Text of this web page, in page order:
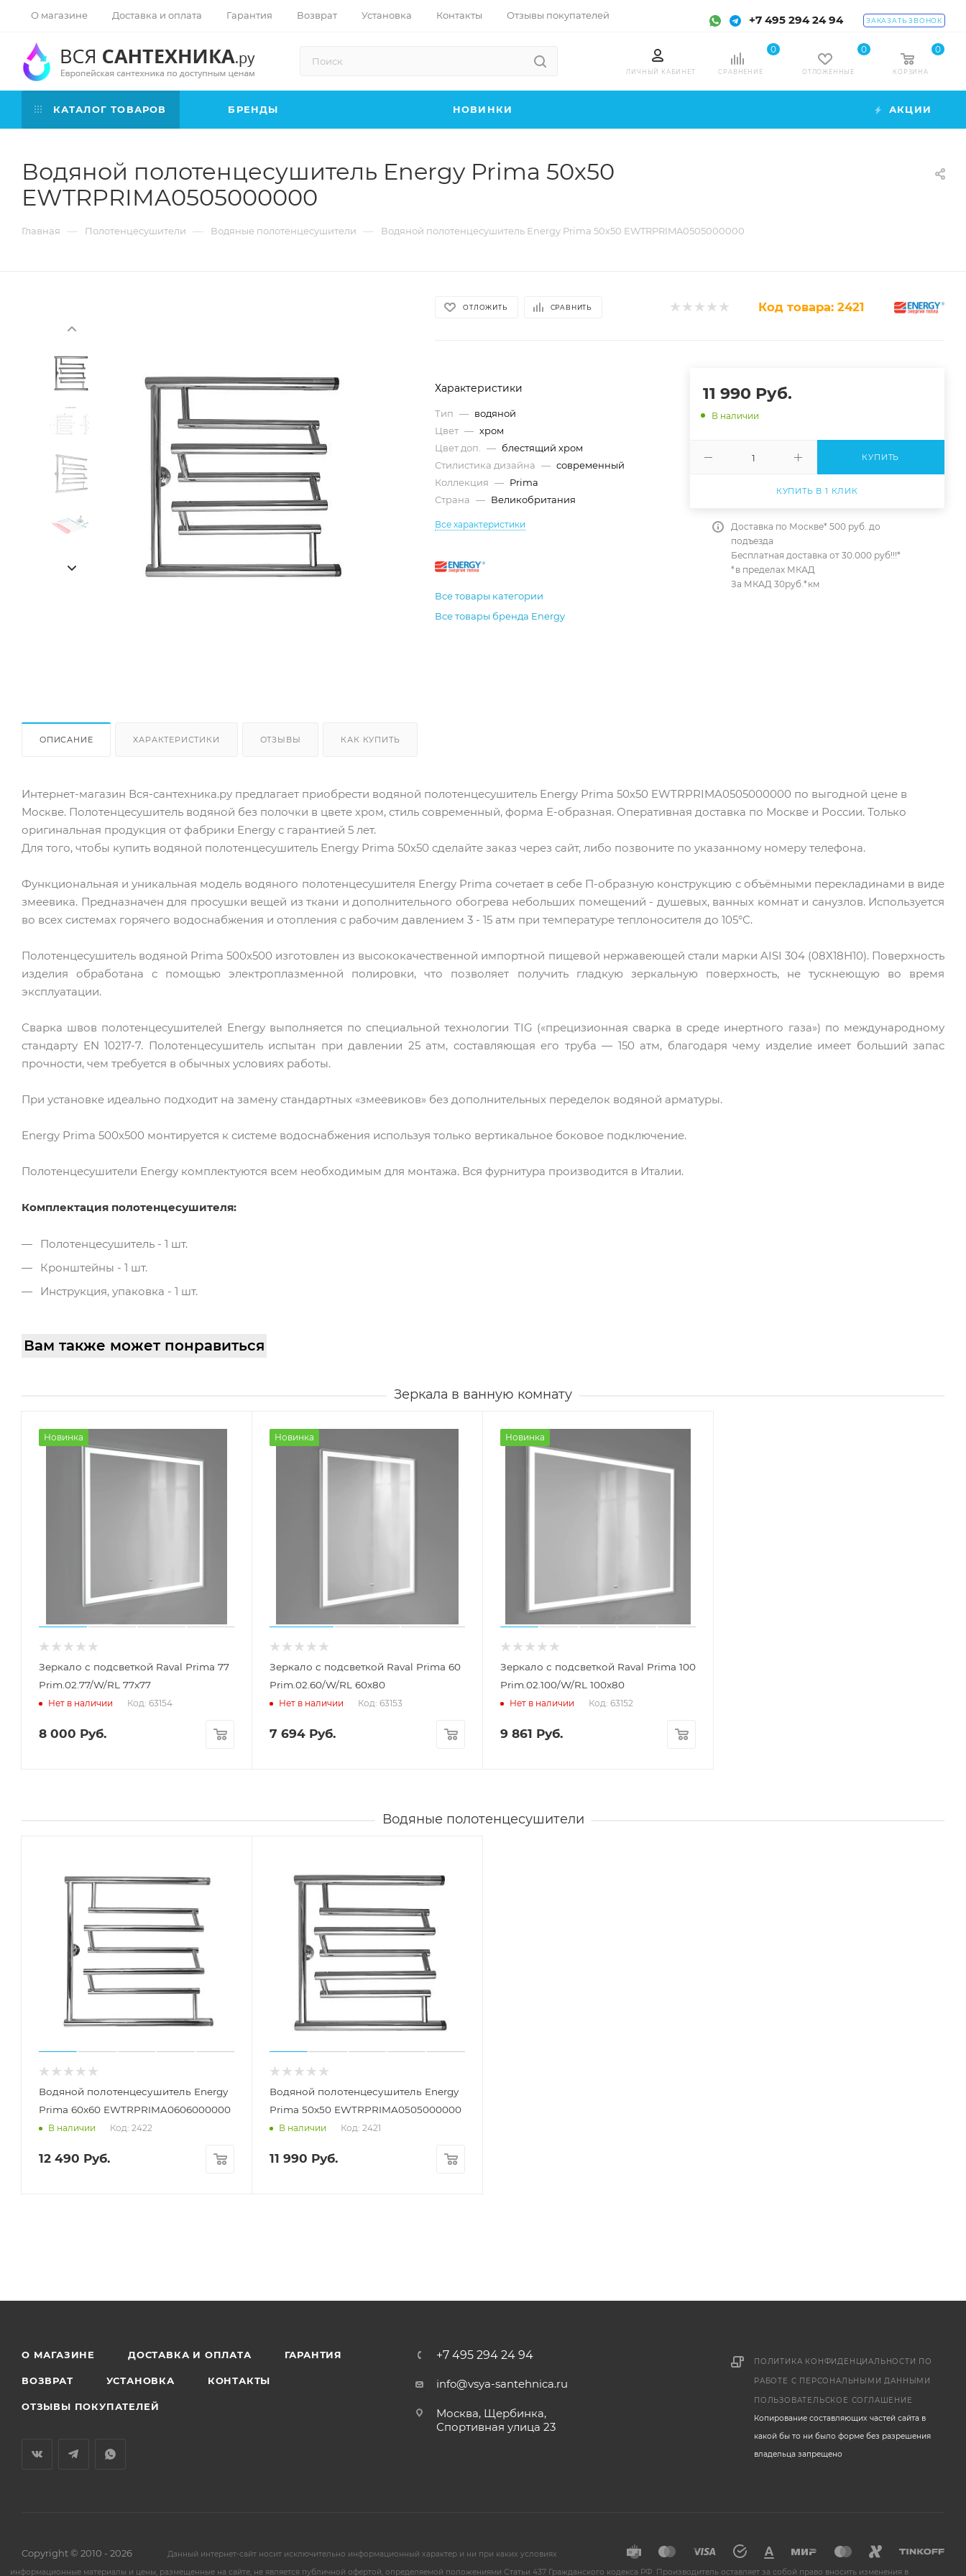
О магазине Доставка и оплата Гарантия Возврат Установка Контакты Отзывы покупателей +7 495 294 24 94 ЗАКАЗАТЬ ЗВОНОК
ЛИЧНЫЙ КАБИНЕТ СРАВНЕНИЕ
0
ОТЛОЖЕННЫЕ
0
КОРЗИНА
0
КАТАЛОГ ТОВАРОВ БРЕНДЫ НОВИНКИ АКЦИИ
Водяной полотенцесушитель Energy Prima 50х50
EWTRPRIMA0505000000
Главная — Полотенцесушители — Водяные полотенцесушители — Водяной полотенцесушитель Energy Prima 50х50 EWTRPRIMA0505000000
ОТЛОЖИТЬ СРАВНИТЬ Код товара: 2421
Характеристики
Тип — водяной
Цвет — хром
Цвет доп.
— блестящий хром
Стилистика дизайна — современный
Коллекция — Prima
Страна — Великобритания
Все характеристики
Все товары категории
Все товары бренда Energy
11 990 Руб.
В наличии
КУПИТЬ
КУПИТЬ В 1 КЛИК
Доставка по Москве* 500 руб. до
подъезда
Бесплатная доставка от 30.000 руб!!!*
*в пределах МКАД
За МКАД 30руб.*км
ОПИСАНИЕ ХАРАКТЕРИСТИКИ ОТЗЫВЫ КАК КУПИТЬ
Интернет-магазин Вся-сантехника.ру предлагает приобрести водяной полотенцесушитель Energy Prima 50х50 EWTRPRIMA0505000000 по выгодной цене в
Москве. Полотенцесушитель водяной без полочки в цвете хром, стиль современный, форма E-образная. Оперативная доставка по Москве и России. Только
оригинальная продукция от фабрики Energy с гарантией 5 лет.
Для того, чтобы купить водяной полотенцесушитель Energy Prima 50х50 cделайте заказ через сайт, либо позвоните по указанному номеру телефона.
Функциональная и уникальная модель водяного полотенцесушителя Energy Prima сочетает в себе П-образную конструкцию с объёмными перекладинами в виде
змеевика. Предназначен для просушки вещей из ткани и дополнительного обогрева небольших помещений - душевых, ванных комнат и санузлов. Используется
во всех системах горячего водоснабжения и отопления с рабочим давлением 3 - 15 атм при температуре теплоносителя до 105°С.
Полотенцесушитель водяной Prima 500х500 изготовлен из высококачественной импортной пищевой нержавеющей стали марки AISI 304 (08Х18Н10). Поверхность
изделия обработана с помощью электроплазменной полировки, что позволяет получить гладкую зеркальную поверхность, не тускнеющую во время
эксплуатации.
Сварка швов полотенцесушителей Energy выполняется по специальной технологии TIG («прецизионная сварка в среде инертного газа») по международному
стандарту EN 10217-7. Полотенцесушитель испытан при давлении 25 атм, составляющая его труба — 150 атм, благодаря чему изделие имеет больший запас
прочности, чем требуется в обычных условиях работы.
При установке идеально подходит на замену стандартных «змеевиков» без дополнительных переделок водяной арматуры.
Energy Prima 500х500 монтируется к системе водоснабжения используя только вертикальное боковое подключение.
Полотенцесушители Energy комплектуются всем необходимым для монтажа. Вся фурнитура производится в Италии.
Комплектация полотенцесушителя:
Полотенцесушитель - 1 шт.
Кронштейны - 1 шт.
Инструкция, упаковка - 1 шт.
Вам также может понравиться
Зеркала в ванную комнату
Новинка
Зеркало с подсветкой Raval Prima 77
Prim.02.77/W/RL 77x77
Нет в наличии Код: 63154
8 000 Руб.
Новинка
Зеркало с подсветкой Raval Prima 60
Prim.02.60/W/RL 60x80
Нет в наличии Код: 63153
7 694 Руб.
Новинка
Зеркало с подсветкой Raval Prima 100
Prim.02.100/W/RL 100x80
Нет в наличии Код: 63152
9 861 Руб.
Водяные полотенцесушители
Водяной полотенцесушитель Energy
Prima 60х60 EWTRPRIMA0606000000
В наличии Код: 2422
12 490 Руб.
Водяной полотенцесушитель Energy
Prima 50х50 EWTRPRIMA0505000000
В наличии Код: 2421
11 990 Руб.
О МАГАЗИНЕ ДОСТАВКА И ОПЛАТА ГАРАНТИЯ
ВОЗВРАТ УСТАНОВКА КОНТАКТЫ
ОТЗЫВЫ ПОКУПАТЕЛЕЙ
+7 495 294 24 94
info@vsya-santehnica.ru
Москва, Щербинка,
Спортивная улица 23
ПОЛИТИКА КОНФИДЕНЦИАЛЬНОСТИ ПО
РАБОТЕ С ПЕРСОНАЛЬНЫМИ ДАННЫМИ
ПОЛЬЗОВАТЕЛЬСКОЕ СОГЛАШЕНИЕ
Копирование составляющих частей сайта в
какой бы то ни было форме без разрешения
владельца запрещено
Copyright © 2010 - 2026
Данный интернет-сайт носит исключительно информационный характер и ни при каких условиях
информационные материалы и цены, размещенные на сайте, не является публичной офертой, определяемой положениями Статьи 437 Гражданского кодекса РФ. Производитель оставляет за собой право вносить изменения в